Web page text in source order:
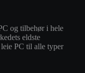
og tilbehør i hele
eldste
PC til alle typer